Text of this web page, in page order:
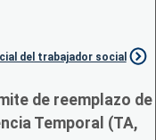
del trabajador social
de reemplazo de
Temporal (TA,